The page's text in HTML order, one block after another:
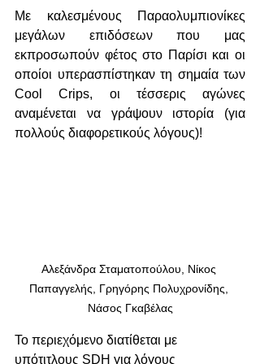
Με καλεσμένους Παραολυμπιονίκες
μεγάλων επιδόσεων που μας
εκπροσωπούν φέτος στο Παρίσι και οι
οποίοι υπερασπίστηκαν τη σημαία των
Cool Crips, οι τέσσερις αγώνες
αναμένεται να γράψουν ιστορία (για
πολλούς διαφορετικούς λόγους)!
Αλεξάνδρα Σταματοπούλου, Νίκος
Παπαγγελής, Γρηγόρης Πολυχρονίδης,
Νάσος Γκαβέλας
Το περιεχόμενο διατίθεται με
υπότιτλους SDH για λόγους